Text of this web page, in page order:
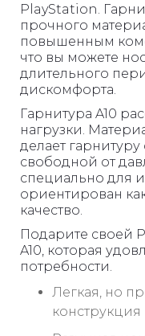
PlayStation.
прочного
повышенным
что вы можете
длительного
дискомфорта.
Гарнитура A10
нагрузки.
делает
свободной от
специально для
ориентирован
качество.
Подарите своей
A10, которая
потребности.
Легкая, но
конструкция